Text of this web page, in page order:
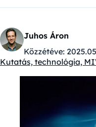
Juhos Áron
Közzétéve:
Kategóriák:
Kutatás, technológia, MI